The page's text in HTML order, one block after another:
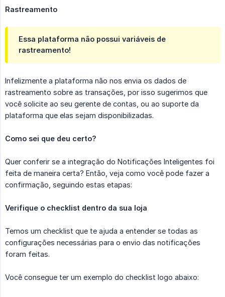
Rastreamento
Essa plataforma não possui variáveis de
rastreamento!
Infelizmente a plataforma não nos envia os dados de
rastreamento sobre as transações, por isso sugerimos que
você solicite ao seu gerente de contas, ou ao suporte da
plataforma que elas sejam disponibilizadas.
Como sei que deu certo?
Quer conferir se a integração do Notificações Inteligentes foi
feita de maneira certa? Então, veja como você pode fazer a
confirmação, seguindo estas etapas:
Verifique o checklist dentro da sua loja
Temos um checklist que te ajuda a entender se todas as
configurações necessárias para o envio das notificações
foram feitas.
Você consegue ter um exemplo do checklist logo abaixo: